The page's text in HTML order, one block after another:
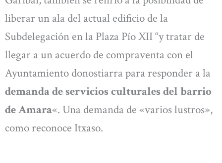
liberar un ala del actual edificio de la
Subdelegación en la Plaza Pío XII “y tratar de
llegar a un acuerdo de compraventa con el
Ayuntamiento donostiarra para responder a la
demanda de servicios culturales del barrio
de Amara«. Una demanda de «varios lustros»,
como reconoce Itxaso.